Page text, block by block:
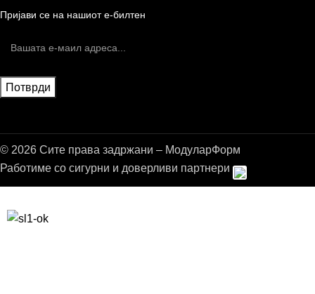
Пријави се на нашиот е-билтен
© 2026 Сите права задржани – МодуларФорм
Работиме со сигурни и доверливи партнери